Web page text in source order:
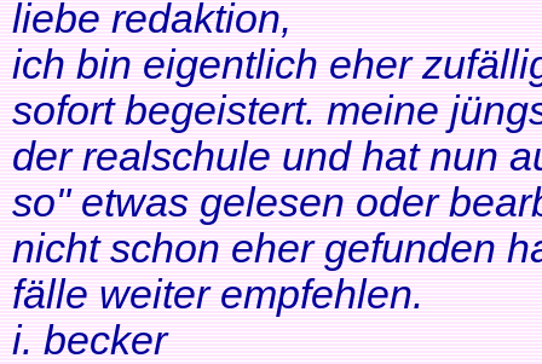
liebe redaktion,
ich bin eigentlich eher
sofort begeistert. meine
der realschule und hat nun
so" etwas gelesen oder
nicht schon eher gefunden
fälle weiter empfehlen.
i. becker